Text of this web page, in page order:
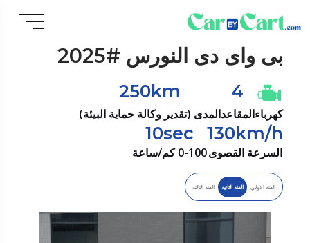
بى واى دى النورس #2025
كهرباء
4
المقاعد
250km
المدى (تقدير وكالة حماية البيئة)
130km/h
السرعة القصوى
10sec
0-100 كم/ساعة
الفئة الاولي الفئة الثانية الفئة الثالثة